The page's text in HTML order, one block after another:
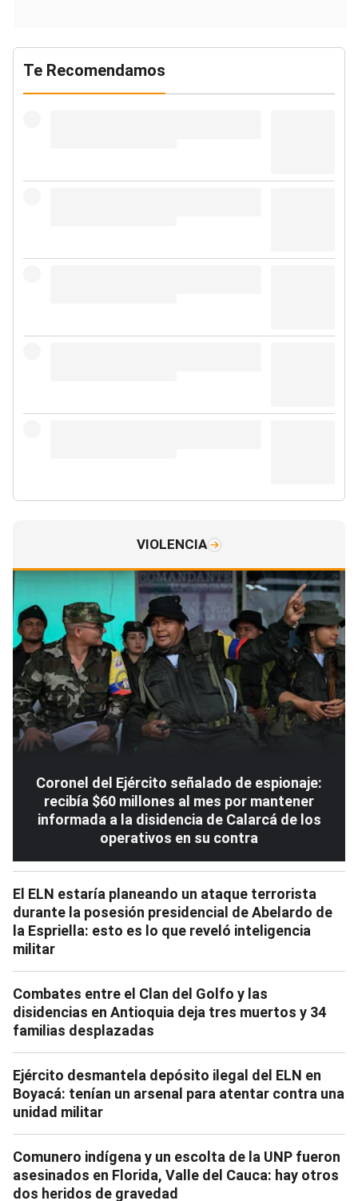
Te Recomendamos
VIOLENCIA
Coronel del Ejército señalado de espionaje:
recibía $60 millones al mes por mantener
informada a la disidencia de Calarcá de los
operativos en su contra
El ELN estaría planeando un ataque terrorista
durante la posesión presidencial de Abelardo de
la Espriella: esto es lo que reveló inteligencia
militar
Combates entre el Clan del Golfo y las
disidencias en Antioquia deja tres muertos y 34
familias desplazadas
Ejército desmantela depósito ilegal del ELN en
Boyacá: tenían un arsenal para atentar contra una
unidad militar
Comunero indígena y un escolta de la UNP fueron
asesinados en Florida, Valle del Cauca: hay otros
dos heridos de gravedad